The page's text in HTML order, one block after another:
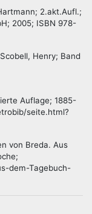
2.akt.Aufl.;
2005; ISBN 978-
Henry; Band
Auflage; 1885-
seite.html?
von Breda. Aus
dem-Tagebuch-